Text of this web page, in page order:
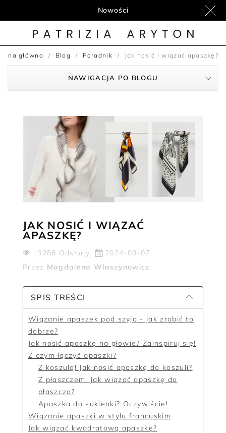
Nowości
główna Blog Poradnik Jak nosić i wiązać apaszkę?
NAWIGACJA PO BLOGU
JAK NOSIĆ I WIĄZAĆ
APASZKĘ?
13286 Odsłony
2024-03-07
Przez Magdalena Wlaszynowicz
SPIS TREŚCI
Wiązanie apaszek pod szyją - jak zrobić to
dobrze?
Jak nosić apaszkę na głowie? Zainspiruj się!
Z czym łączyć apaszki?
Z koszulą! Jak nosić apaszkę do koszuli?
Z płaszczem! Jak wiązać apaszkę do
płaszcza?
Apaszka do sukienki? Oczywiście!
Wiązanie apaszki w stylu francuskim
Jak wiązać kwadratową apaszkę?